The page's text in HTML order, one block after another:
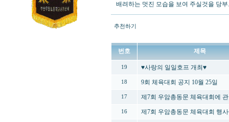
배려하는 멋진 모습을 보여 주실것을 당
추천하기
번호 제목
19 ♥사랑의 일일호프 개최♥
18 9회 체육대회 공지 10월 25일
17 제7회 우암총동문 체육대회에
16 제7회 우암총동문 체육대회 행